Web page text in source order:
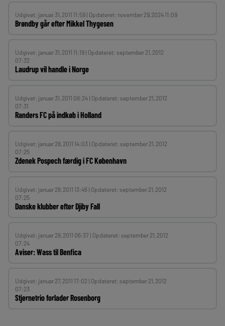
Udgivet: januar 31, 2011 11:59 | Opdateret: november 29, 2024 11:09
Brøndby går efter Mikkel Thygesen
Udgivet: januar 31, 2011 11:19 | Opdateret: september 21, 2012
07:32
Laudrup vil handle i Norge
Udgivet: januar 31, 2011 08:24 | Opdateret: september 21, 2012
07:31
Randers FC på indkøb i Holland
Udgivet: januar 28, 2011 14:03 | Opdateret: september 21, 2012
07:25
Zdenek Pospech færdig i FC København
Udgivet: januar 28, 2011 13:46 | Opdateret: september 21, 2012
07:25
Danske klubber efter Djiby Fall
Udgivet: januar 28, 2011 06:37 | Opdateret: september 21, 2012
07:24
Aviser: Wass til Benfica
Udgivet: januar 27, 2011 17:02 | Opdateret: september 21, 2012
07:23
Stjernetrio forlader Rosenborg